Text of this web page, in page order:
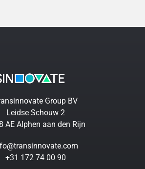
Group BV
Leidse Schouw 2
AE Alphen aan den Rijn
+31 172 74 00 90